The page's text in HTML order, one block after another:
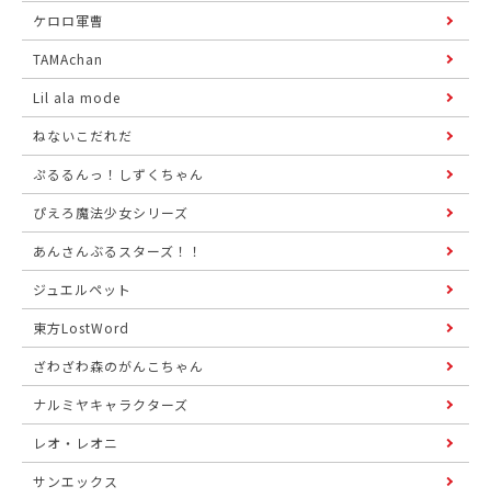
ケロロ軍曹
TAMAchan
Lil ala mode
ねないこだれだ
ぷるるんっ！しずくちゃん
ぴえろ魔法少女シリーズ
あんさんぶるスターズ！！
ジュエルペット
東方LostWord
ざわざわ森のがんこちゃん
ナルミヤキャラクターズ
レオ・レオニ
サンエックス